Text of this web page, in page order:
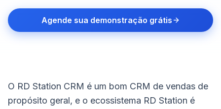
Agende sua demonstração grátis
O RD Station CRM é um bom CRM de vendas de
propósito geral, e o ecossistema RD Station é